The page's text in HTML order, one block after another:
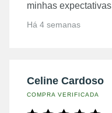
minhas
Há 4 semanas
Celine Cardoso
COMPRA VERIFICADA